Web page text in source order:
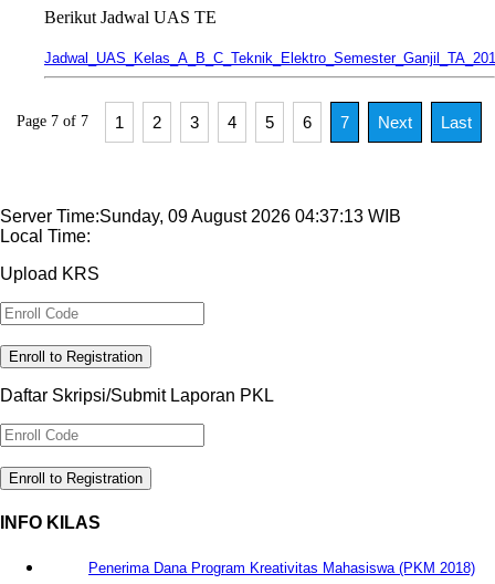
Berikut Jadwal UAS TE
Page 7 of 7 1 2 3 4 5 6 7 Next Last
Server Time:Sunday, 09 August 2026 04:37:13 WIB
Local Time:
Upload KRS
Enroll to Registration
Daftar Skripsi/Submit Laporan PKL
Enroll to Registration
INFO KILAS
Penerima Dana Program Kreativitas Mahasiswa (PKM 2018)